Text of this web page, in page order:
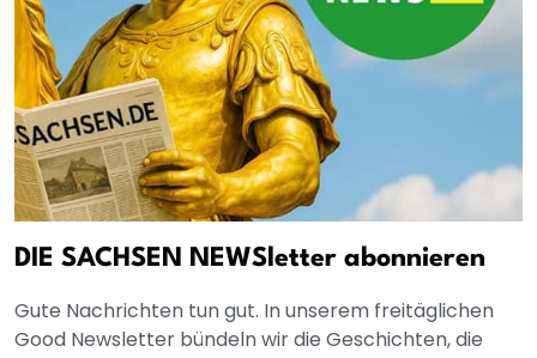
DIE SACHSEN NEWSletter abonnieren
Gute Nachrichten tun gut. In unserem freitäglichen
Good Newsletter bündeln wir die Geschichten, die